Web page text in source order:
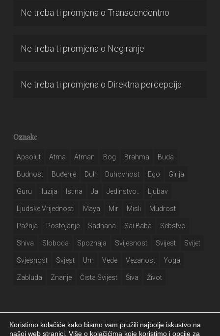
Ne treba ti promjena o Transcendentno
Ne treba ti promjena o Negiranje
Ne treba ti promjena o Direktna percepcija
Oznake
Apsolut Atma Atman Bog Brahma Buda
Budnost Buđenje Duh Duhovnost Ego Girija
Guru Iluzija Istina Ja Jedinstvo.. Ljubav
Ljudske Vrijednosti Maya Mir Misli Mudrost
Pažnja Postojanje Sadhana Sai Baba Sebstvo
Shiva Sloboda Spoznaja Svijesnost Svijest Svijet
Svjesnost Svjest Um Vede Vezanost Yoga
Zabluda Znanje Čista Svijest Šiva Život
Koristimo kolačiće kako bismo vam pružili najbolje iskustvo na
našoj web stranici. Više o kolačićima koje koristimo i opcije za